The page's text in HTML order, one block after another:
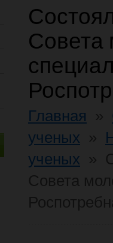
Совета
Главная
ученых
ученых